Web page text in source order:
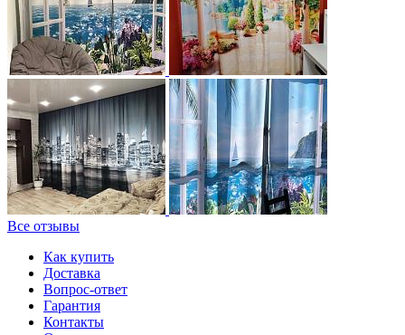
Все отзывы
Как купить
Доставка
Вопрос-ответ
Гарантия
Контакты